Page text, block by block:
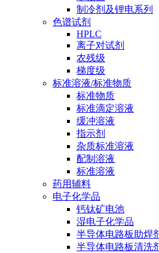
制冷剂及锂电系列
色谱试剂
HPLC
离子对试剂
农残级
梯度级
标准溶液/标准物质
标准物质
标准滴定溶液
缓冲溶液
指示剂
杂质标准溶液
配制溶液
标准溶液
药用辅料
电子化学品
钙钛矿电池
湿电子化学品
半导体电路板助焊
半导体电路板清洗